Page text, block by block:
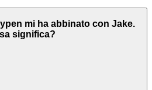
mi ha abbinato con Jake.
significa?